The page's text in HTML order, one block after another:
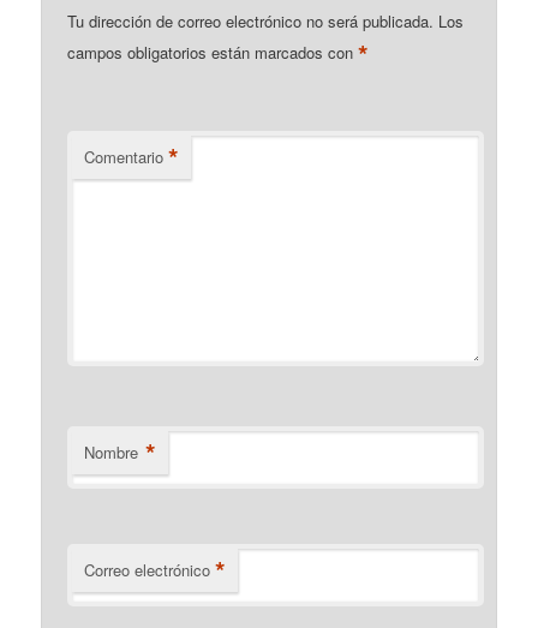
Tu dirección de correo electrónico no será publicada. Los
campos obligatorios están marcados con*
Comentario *
Nombre *
Correo electrónico *